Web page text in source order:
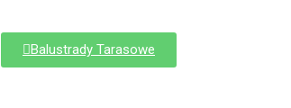
Balustrady Tarasowe